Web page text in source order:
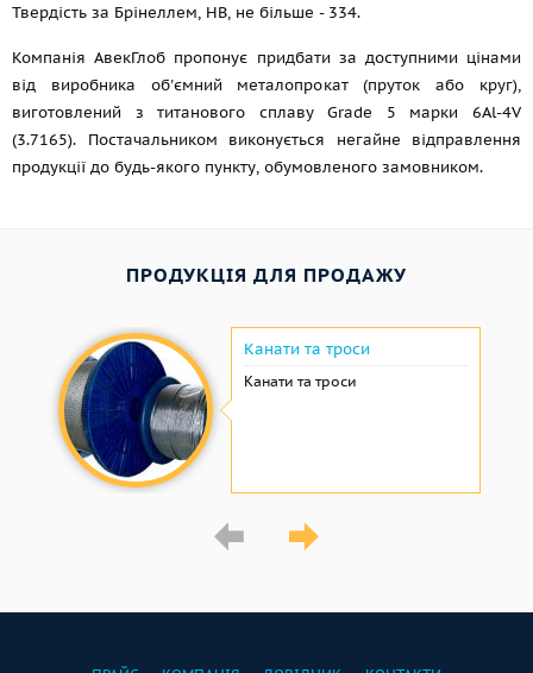
Твердість за Брінеллем, НВ, не більше - 334.
Компанія АвекГлоб пропонує придбати за доступними цінами
від виробника об'ємний металопрокат (пруток або круг),
виготовлений з титанового сплаву Grade 5 марки 6Al-4V
(3.7165). Постачальником виконується негайне відправлення
продукції до будь-якого пункту, обумовленого замовником.
ПРОДУКЦІЯ ДЛЯ ПРОДАЖУ
Канати та троси
Канати та троси